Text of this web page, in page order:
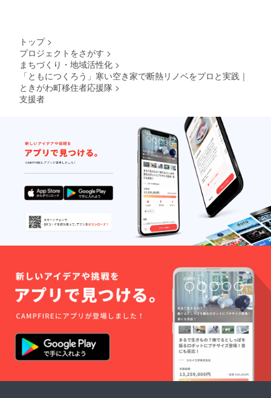
トを教
ショッ
プ。 リ
ビング&
ダイニ
ングの
障子
を、断
熱性能
がグン
と上が
る断熱
障子に
リノベ
きがわ
の食材
をたっ
ぷり
使った
昼食付
き ※場
所：埼
玉県と
加者ご
す。 ※
詳細の
後にお
送りし
ます。
トップ >
プロジェクトをさがす >
まちづくり・地域活性化 >
「ともにつくろう」寒い空き家で断熱リノベをプロと実践｜
ときがわ町移住者応援隊 >
支援者